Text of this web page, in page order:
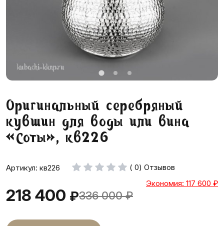
Оригинальный серебряный
кувшин для воды или вина
«Соты», кв226
Артикул: кв226 ( 0) Отзывов
218 400 ₽336 000 ₽
Экономия: 117 600 ₽